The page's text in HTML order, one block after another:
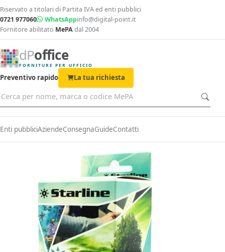
Riservato a titolari di Partita IVA ed enti pubblici
0721 977060
WhatsAppinfo@digital-point.it
Fornitore abilitato MePAdal 2004
dPoffice
FORNITURE PER UFFICIO
Preventivo rapido La tua richiesta
Enti pubbliciAziendeConsegnaGuideContatti